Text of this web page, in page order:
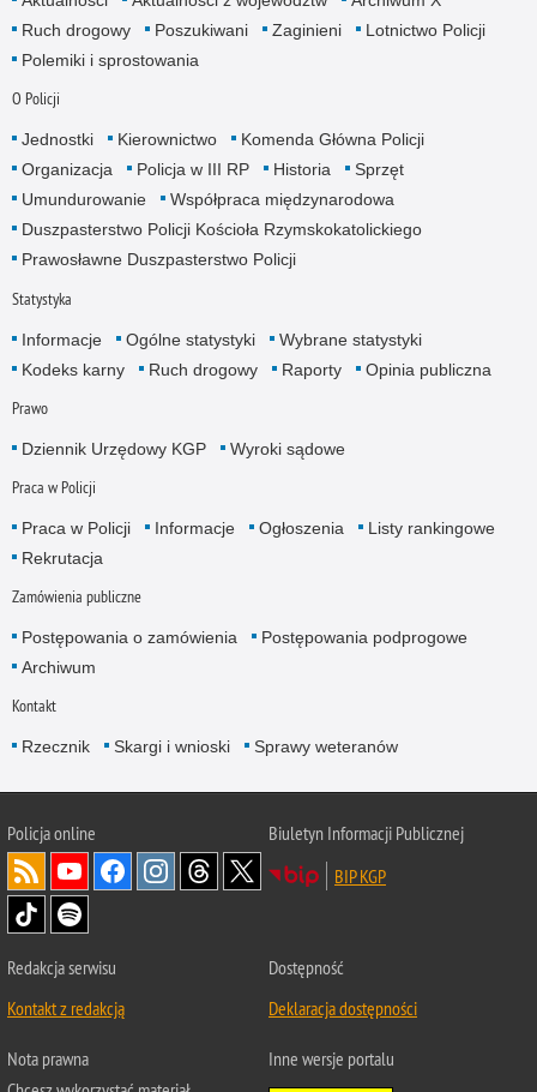
Ruch drogowy
Poszukiwani Zaginieni
Lotnictwo Policji
Polemiki i sprostowania
O Policji
Jednostki Kierownictwo
Komenda Główna Policji
Organizacja
Policja w III RP Historia
Sprzęt
Umundurowanie
Współpraca międzynarodowa
Duszpasterstwo Policji Kościoła Rzymskokatolickiego
Prawosławne Duszpasterstwo Policji
Statystyka
Informacje Ogólne statystyki
Wybrane statystyki
Kodeks karny
Ruch drogowy Raporty Opinia publiczna
Prawo
Dziennik Urzędowy KGP Wyroki sądowe
Praca w Policji
Praca w Policji Informacje Ogłoszenia
Listy rankingowe
Rekrutacja
Zamówienia publiczne
Postępowania o zamówienia
Postępowania podprogowe
Archiwum
Kontakt
Rzecznik Skargi i wnioski Sprawy weteranów
Policjaonline
Biuletyn Informacji Publicznej
BIP KGP
Redakcja serwisu
Kontakt z redakcją
Dostępność
Deklaracja dostępności
Nota prawna
Inne wersje portalu